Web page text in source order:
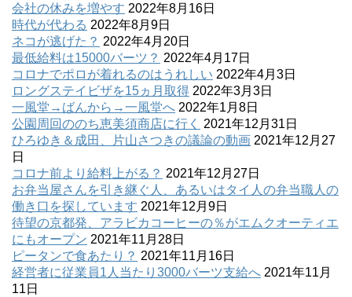
会社の休みを増やす 2022年8月16日
時代が代わる 2022年8月9日
ネコが逃げた？ 2022年4月20日
最低給料は15000バーツ？ 2022年4月17日
コロナでポロが着れるのはうれしい 2022年4月3日
ロングステイビザを15ヵ月取得 2022年3月3日
一風堂→ばんから→一風堂へ 2022年1月8日
公園周回ののち恵美須商店に行く
2021年12月31日
ひろゆき＆成田、片山さつきの議論の動画 2021年12月27
日
コロナ前より給料上がる？ 2021年12月27日
お弁当屋さんを引き継ぐ人、あるいはタイ人の弁当職人の
働き口を探しています 2021年12月9日
待望の京都発、アラビカコーヒーの％がエムクオーティエ
にもオープン 2021年11月28日
ピータンで食あたり？ 2021年11月16日
経営者に従業員1人当たり3000バーツ支給へ 2021年11月
11日